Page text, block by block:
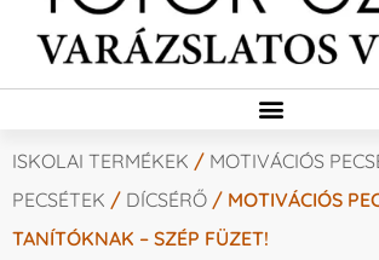
ISKOLAI TERMÉKEK / MOTIVÁCIÓS
PECSÉTEK / DÍCSÉRŐ / MOTIVÁCIÓS
TANÍTÓKNAK – SZÉP FÜZET!